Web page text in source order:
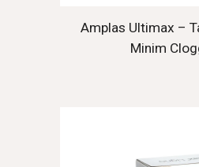
Amplas Ultimax –
Minim